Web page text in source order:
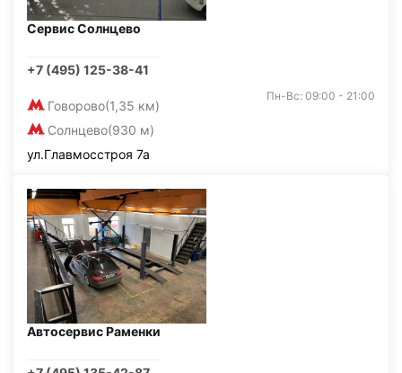
Сервис Солнцево
+7 (495) 125-38-41
Говорово(1,35 км)
Солнцево(930 м)
Пн-Вс: 09:00 - 21:00
ул.Главмосстроя 7а
Автосервис Раменки